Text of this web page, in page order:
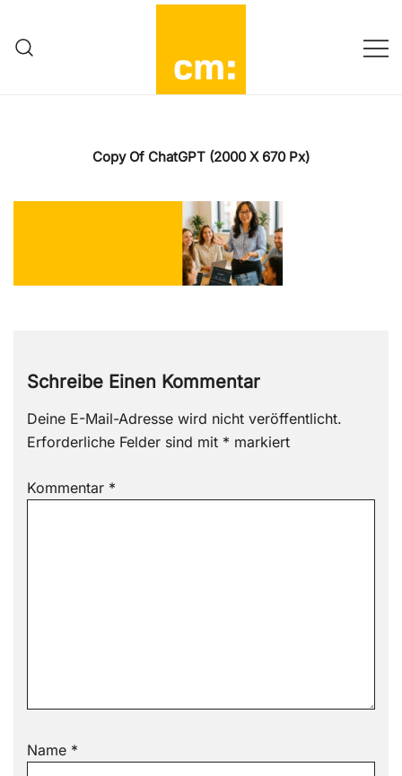
Inhalt
springen
Copy Of ChatGPT (2000 X 670 Px)
Schreibe Einen Kommentar
Deine E-Mail-Adresse wird nicht veröffentlicht.
Erforderliche Felder sind mit * markiert
Kommentar *
Name *